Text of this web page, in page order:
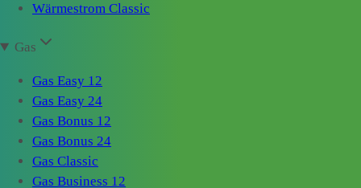
Wärmestrom Classic
Gas
Gas Easy 12
Gas Easy 24
Gas Bonus 12
Gas Bonus 24
Gas Classic
Gas Business 12